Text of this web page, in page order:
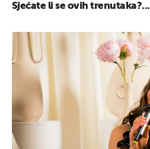
Sjećate li se ovih trenutaka?...